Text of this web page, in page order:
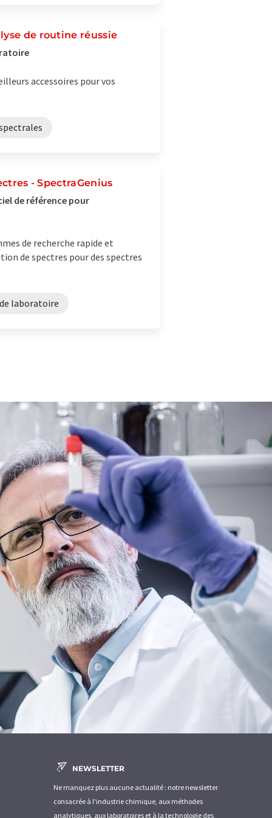
de routine réussie
accessoires pour vos
- SpectraGenius
de référence pour
de recherche rapide et
de spectres pour des spectres
laboratoire
NEWSLETTER
Ne manquez plus aucune actualité : notre newsletter
consacrée à l'industrie chimique, aux méthodes
analytiques, aux laboratoires et à la technologie des